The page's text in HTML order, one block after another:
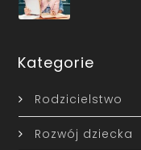
Kategorie
Rodzicielstwo
Rozwój dziecka